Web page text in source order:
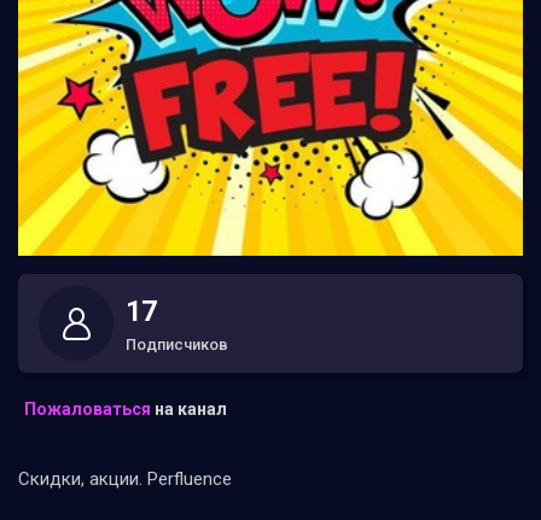
17
Подписчиков
Пожаловаться на канал
Скидки, акции. Perfluence